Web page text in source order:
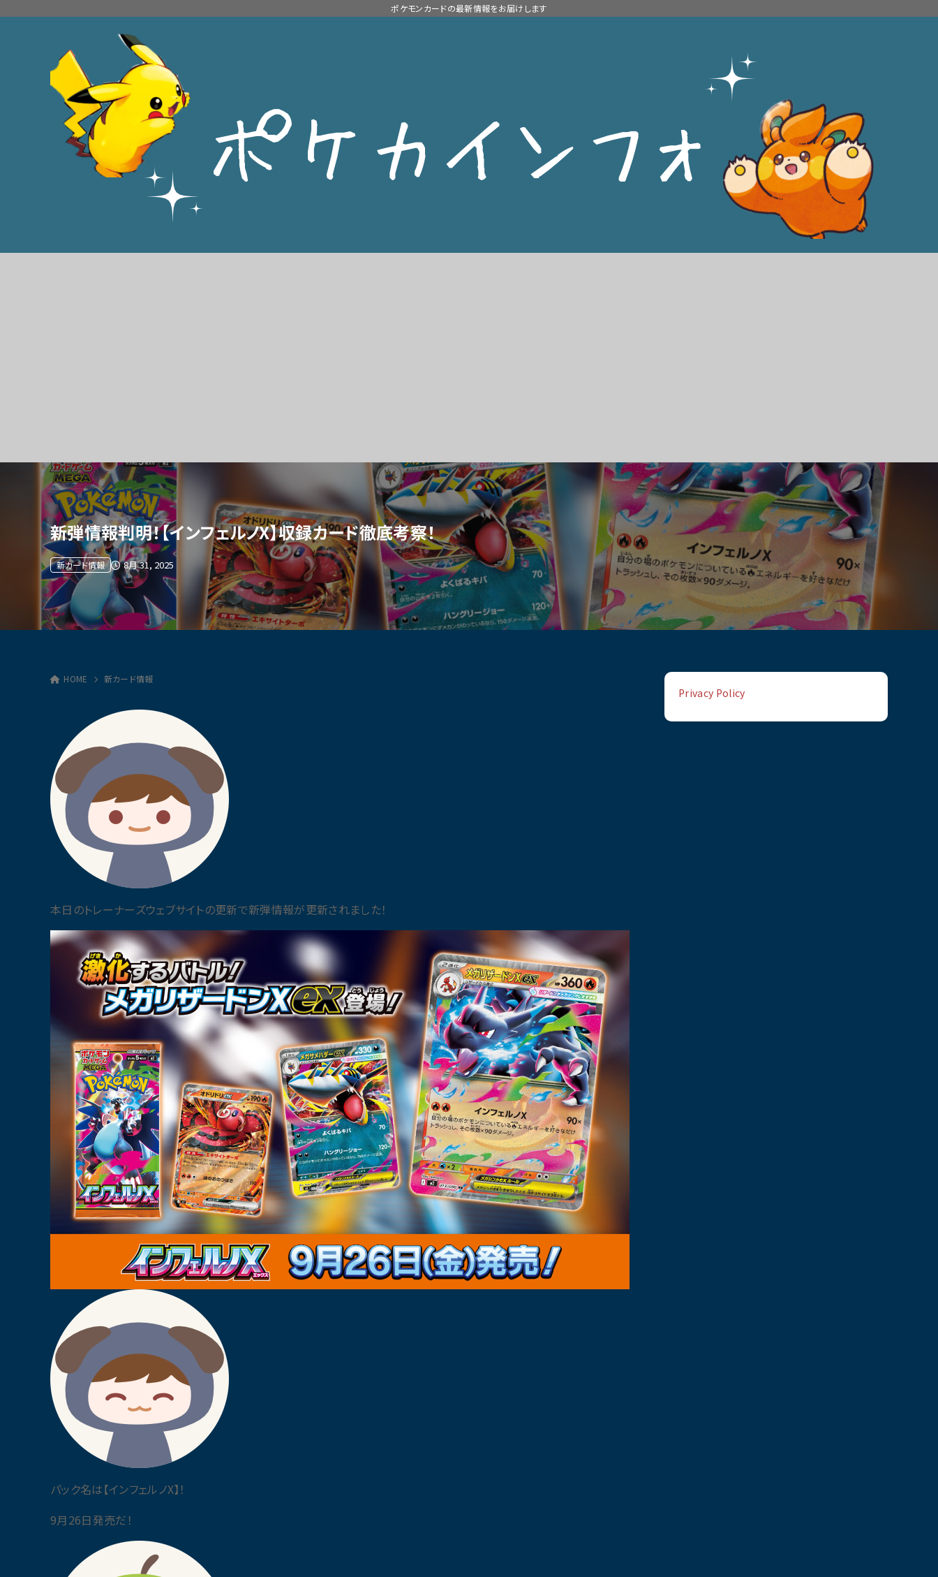
ポケモンカードの最新情報をお届けします
新弾情報判明！【インフェルノX】収録カード徹底考察！
8月 31, 2025
新カード情報
HOME 新カード情報
本日のトレーナーズウェブサイトの更新で新弾情報が更新されました！
パック名は【インフェルノX】！
9月26日発売だ！
Privacy Policy